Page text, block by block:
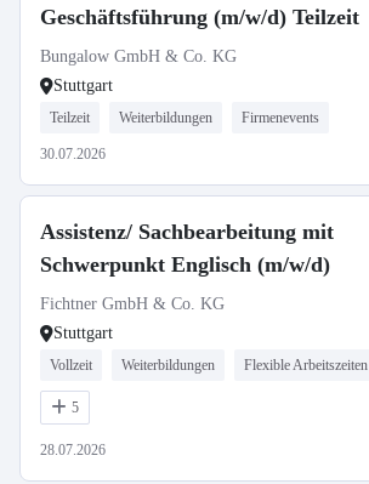
Geschäftsführung (m/w/d) Teilzeit
Bungalow GmbH & Co. KG
Stuttgart
Teilzeit Weiterbildungen Firmenevents
30.07.2026
Assistenz/ Sachbearbeitung mit
Schwerpunkt Englisch (m/w/d)
Fichtner GmbH & Co. KG
Stuttgart
Vollzeit Weiterbildungen Flexible Arbeitszeiten
5
28.07.2026